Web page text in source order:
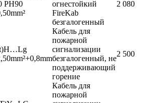
PH90
огнестойкий
FireKab
безгалогенный
2 080
Кабель для
пожарной
сигнализации
безгалогенный, не
поддерживающий
горение
2 500
Кабель для
пожарной